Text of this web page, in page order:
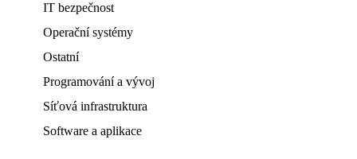
IT bezpečnost
Operační systémy
Ostatní
Programování a vývoj
Síťová infrastruktura
Software a aplikace